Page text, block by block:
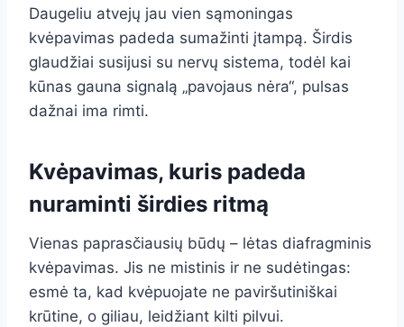
Daugeliu atvejų jau vien sąmoningas
kvėpavimas padeda sumažinti įtampą. Širdis
glaudžiai susijusi su nervų sistema, todėl kai
kūnas gauna signalą „pavojaus nėra“, pulsas
dažnai ima rimti.
Kvėpavimas, kuris padeda
nuraminti širdies ritmą
Vienas paprasčiausių būdų – lėtas diafragminis
kvėpavimas. Jis ne mistinis ir ne sudėtingas:
esmė ta, kad kvėpuojate ne paviršutiniškai
krūtine, o giliau, leidžiant kilti pilvui.